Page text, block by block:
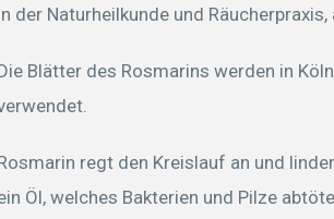
der Naturheilkunde und
Blätter des Rosmarins werden in
regt den Kreislauf an und
Öl, welches Bakterien und Pilze